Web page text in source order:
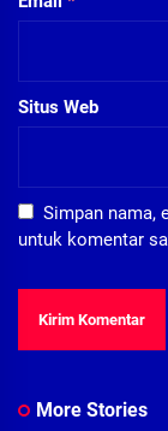
Situs Web
Simpan nama,
untuk komentar
More Stories